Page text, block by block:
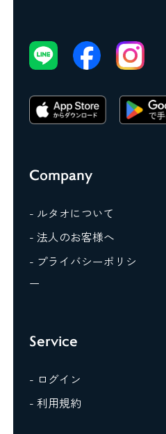
Company
- ルタオについて
- 法人のお客様へ
- プライバシーポリシ
ー
Service
- ログイン
- 利用規約